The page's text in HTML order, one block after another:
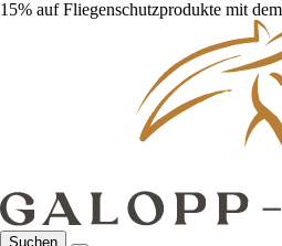
15% auf Fliegenschutzprodukte mit
Suchen